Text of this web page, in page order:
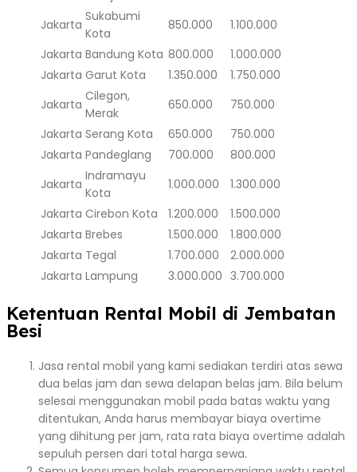
Jakarta
Sukabumi
Kota
850.000
1.100.000
Jakarta Bandung Kota 800.000
1.000.000
Jakarta Garut Kota 1.350.000
1.750.000
Jakarta
Cilegon,
Merak
650.000
750.000
Jakarta Serang Kota 650.000
750.000
Jakarta Pandeglang 700.000
800.000
Jakarta
Indramayu
Kota
1.000.000
1.300.000
Jakarta Cirebon Kota 1.200.000
1.500.000
Jakarta Brebes 1.500.000
1.800.000
Jakarta Tegal 1.700.000
2.000.000
Jakarta Lampung 3.000.000 3.700.000
Ketentuan Rental Mobil di Jembatan
Besi
Jasa rental mobil yang kami sediakan terdiri atas sewa
dua belas jam dan sewa delapan belas jam. Bila belum
selesai menggunakan mobil pada batas waktu yang
ditentukan, Anda harus membayar biaya overtime
yang dihitung per jam, rata rata biaya overtime adalah
sepuluh persen dari total harga sewa.